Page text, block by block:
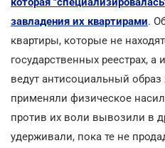
завладения их квартирами.
квартиры, которые не
государственных реестрах,
ведут антисоциальный
применяли физическое
против их воли вывозили в
удерживали, пока те не